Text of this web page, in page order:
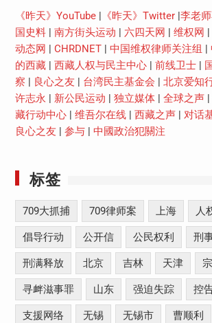
《昨天》YouTube| 《昨天》Twitter| 李老
国史料| 南方街头运动 六四天网 维权网
动态网
CHRDNET| 中国维权律师关注组
的西藏| 西藏人权与民主中心| 前线卫士|
察
良心之友 台湾民主基金会 北京爱知
许志永
新公民运动 独立媒体| 全球之声|
藏行动中心| 维吾尔在线| 西藏之声| 对话
良心之友
参与| 中國政治犯關注
标签
709大抓捕 709律师案 上海 人
倡导行动 公开信 公民权利 刑
刑满释放 北京 吉林 天津
寻衅滋事罪 山东 强迫失踪 控
支援网络 无锡 无锡市 曹顺利